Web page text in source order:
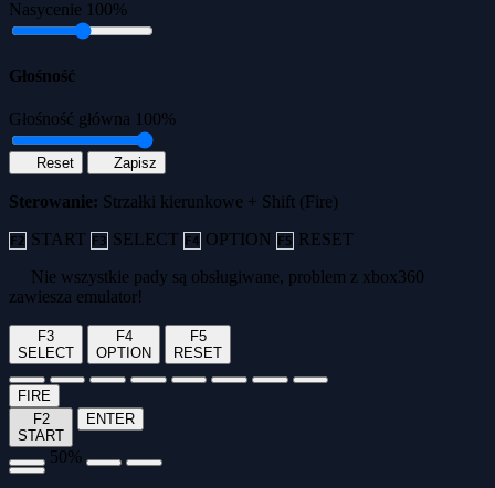
Nasycenie 100%
Głośność
Głośność główna 100%
Reset Zapisz
Sterowanie: Strzałki kierunkowe + Shift (Fire)
F2 START F3 SELECT F4 OPTION F5 RESET
Nie wszystkie pady są obsługiwane, problem z xbox360
zawiesza emulator!
F3
SELECT
F4
OPTION
F5
RESET
FIRE
F2
START
ENTER
50%